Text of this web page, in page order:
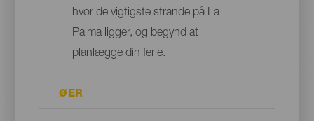
hvor de vigtigste strande på La
Palma ligger, og begynd at
planlægge din ferie.
ØER